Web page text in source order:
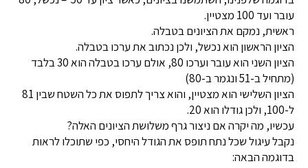
עובר ועד 100 מצטיין.
ראשית, נמקם את הציונים בטבלה.
הציון הראשון הוא נכשל, ולכן נכתוב את ערכו בטבלה.
הציון השני הוא עובר וערכו 80, אולם ערכו בטבלה הוא 30 בלבד
(מתחיל ב-51 ונגמר ב-80)
הציון השלישי הוא מצטיין, והוא צריך לתפוס את כל השטח שבין 81
ל-100, ולכן גודלו הוא 20.
עכשיו, מה יקרה אם ניצור גרף משלושת הציונים האלה?
נקבל עיגול שכל נתח תופס את הגודל היחסי, כפי שתוכלו לראות
בדוגמה הבאה: